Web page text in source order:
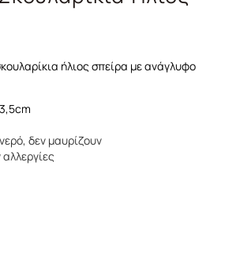
ήλιος σπείρα με ανάγλυφο
δεν μαυρίζουν